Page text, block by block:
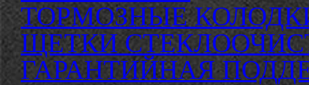
ТОРМОЗНЫЕ
ЩЕТКИ
ГАРАНТИЙНАЯ